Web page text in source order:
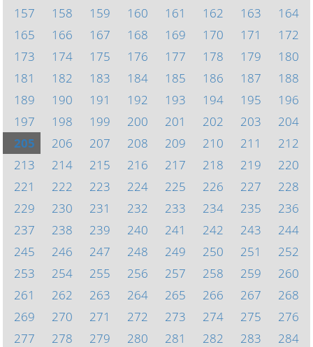
157
158 159 160 161 162 163
164
165
166 167 168 169 170 171
172
173
174 175 176 177 178 179
180
181
182 183 184 185 186 187
188
189
190 191 192 193 194 195
196
197
198 199 200 201 202 203
204
205
206 207 208 209 210 211
212
213
214 215 216 217 218 219
220
221
222 223 224 225 226 227
228
229
230 231 232 233 234 235
236
237
238 239 240 241 242 243
244
245
246 247 248 249 250 251
252
253
254 255 256 257 258 259
260
261
262 263 264 265 266 267
268
269
270 271 272 273 274 275
276
277
278 279 280 281 282 283
284